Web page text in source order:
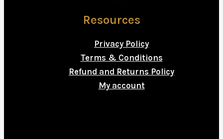
Resources
Privacy Policy
Terms & Conditions
Refund and Returns Policy
My account